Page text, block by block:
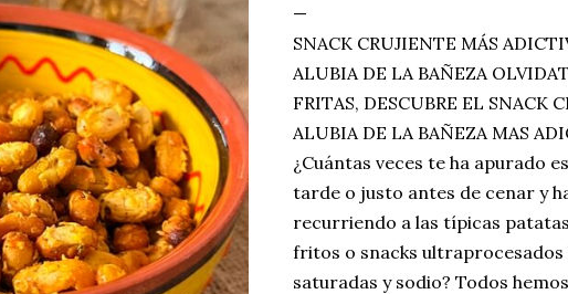
SNACK CRUJIENTE MÁS
ALUBIA DE LA BAÑEZA
FRITAS, DESCUBRE EL SNACK
ALUBIA DE LA BAÑEZA MAS
¿Cuántas veces te ha apurado
tarde o justo antes de cenar y
recurriendo a las típicas
fritos o snacks ultraprocesados
saturadas y sodio? Todos